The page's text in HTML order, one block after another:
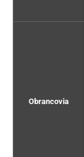
Obrancovia